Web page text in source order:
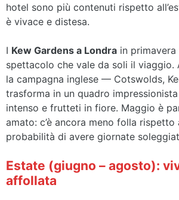
hotel sono più contenuti rispetto
è vivace e distesa.
I Kew Gardens a Londra in primavera
spettacolo che vale da soli il viaggio.
la campagna inglese — Cotswolds,
trasforma in un quadro
intenso e frutteti in fiore. Maggio è
amato: c’è ancora meno folla rispetto
probabilità di avere giornate
Estate (giugno – agosto):
affollata